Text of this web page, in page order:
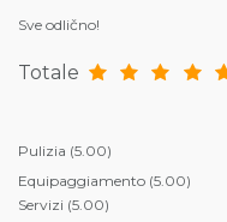
Sve odlično!
Totale
Pulizia (5.00)
Equipaggiamento (5.00)
Servizi (5.00)